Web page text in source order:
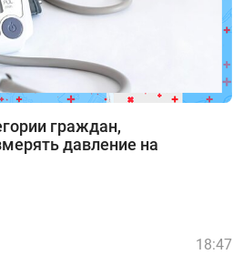
граждан,
давление на
18:47